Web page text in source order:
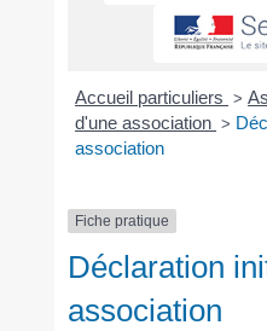
Accueil particuliers >
d'une association >
association
Fiche pratique
Déclaration
association